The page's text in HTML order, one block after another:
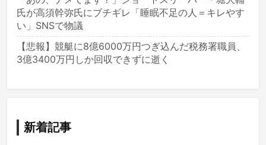
氏が高須幹弥氏にブチギレ「睡眠不足の人＝キレやす
い」SNSで物議
【悲報】競艇に8億6000万円つぎ込んだ税務署職員、
3億3400万円しか回収できずに逝く
新着記事